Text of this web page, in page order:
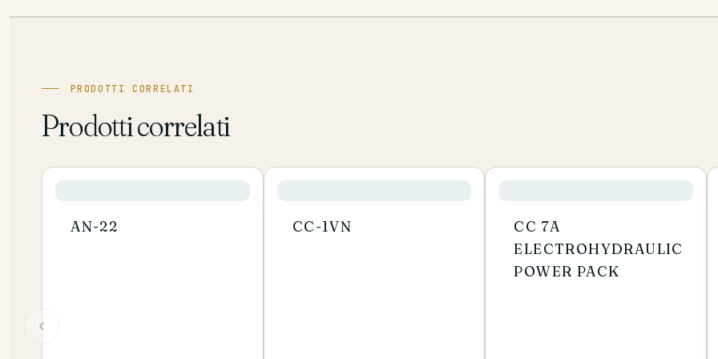
PRODOTTI CORRELATI
Prodotti correlati
AN-22 CC-1VN
CC 7A
ELECTROHYDRAULIC
POWER PACK